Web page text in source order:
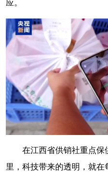
应。
在江西省供销社重点
里，科技带来的透明，就